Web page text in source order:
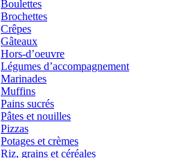
Boulettes
Brochettes
Crêpes
Gâteaux
Hors-d’oeuvre
Légumes d’accompagnement
Marinades
Muffins
Pains sucrés
Pâtes et nouilles
Pizzas
Potages et crèmes
Riz, grains et céréales